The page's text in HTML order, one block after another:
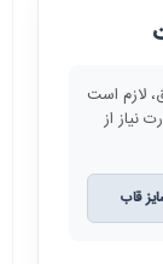
لازم است
نیاز از
قاب